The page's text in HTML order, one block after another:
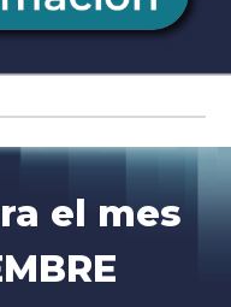
el mes